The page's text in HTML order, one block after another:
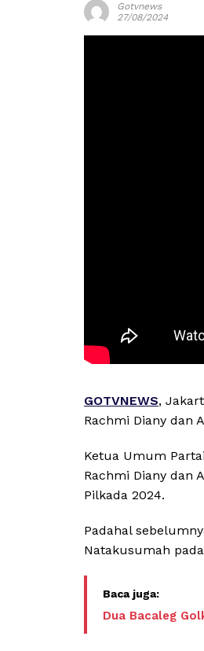
Gotvnews
27/08/2024
GOTVNEWS,
Rachmi Diany dan
Ketua Umum
Rachmi Diany dan
Pilkada 2024.
Padahal
Natakusumah
Dua Bacaleg